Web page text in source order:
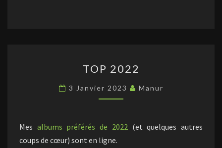
2022
TOP 2022
3 Janvier 2023 Manur
Mes albums préférés de 2022 (et quelques autres
coups de cœur) sont en ligne.